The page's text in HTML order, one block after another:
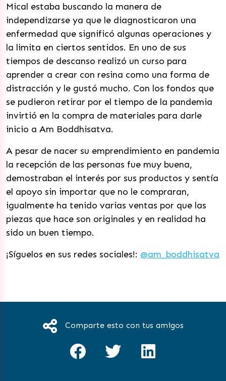
Mical estaba buscando la manera de
independizarse ya que le diagnosticaron una
enfermedad que significó algunas operaciones y
la limita en ciertos sentidos. En uno de sus
tiempos de descanso realizó un curso para
aprender a crear con resina como una forma de
distracción y le gustó mucho. Con los fondos que
se pudieron retirar por el tiempo de la pandemia
invirtió en la compra de materiales para darle
inicio a Am Boddhisatva.
A pesar de nacer su emprendimiento en pandemia
la recepción de las personas fue muy buena,
demostraban el interés por sus productos y sentía
el apoyo sin importar que no le compraran,
igualmente ha tenido varias ventas por que las
piezas que hace son originales y en realidad ha
sido un buen tiempo.
¡Síguelos en sus redes sociales!: @am_boddhisatva
Comparte esto con tus amigos